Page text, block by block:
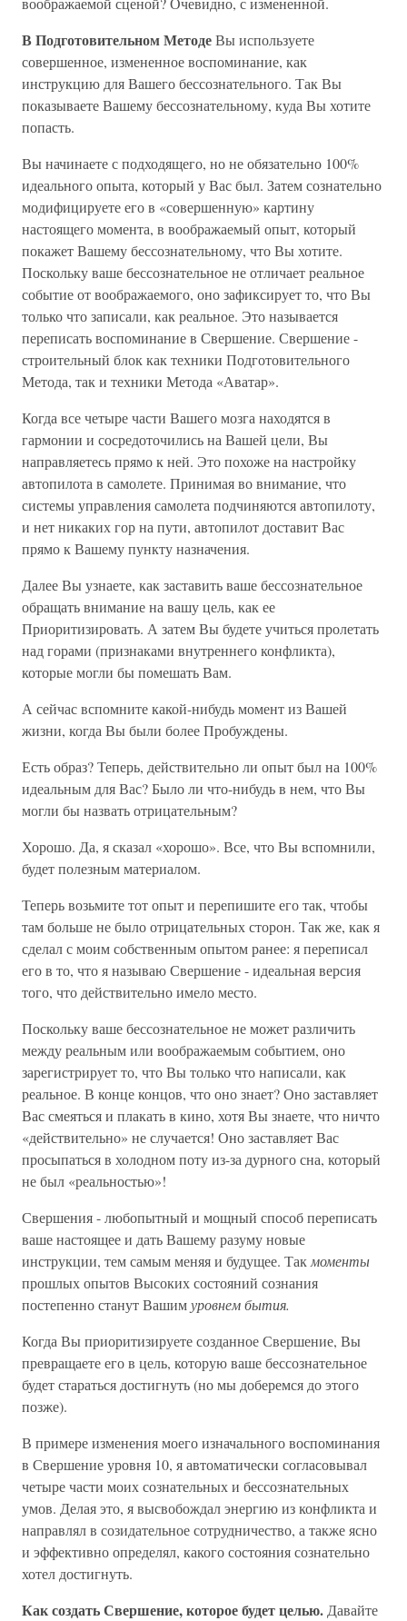
В Подготовительном МетодеВы используете
совершенное, измененное воспоминание, как
инструкцию для Вашего бессознательного. Так Вы
показываете Вашему бессознательному, куда Вы хотите
попасть.
Вы начинаете с подходящего, но не обязательно 100%
идеального опыта, который у Вас был. Затем сознательно
модифицируете его в «совершенную» картину
настоящего момента, в воображаемый опыт, который
покажет Вашему бессознательному, что Вы хотите.
Поскольку ваше бессознательное не отличает реальное
событие от воображаемого, оно зафиксирует то, что Вы
только что записали, как реальное. Это называется
переписать воспоминание в Свершение. Свершение -
строительный блок как техники Подготовительного
Метода, так и техники Метода «Аватар».
Когда все четыре части Вашего мозга находятся в
гармонии и сосредоточились на Вашей цели, Вы
направляетесь прямо к ней. Это похоже на настройку
автопилота в самолете. Принимая во внимание, что
системы управления самолета подчиняются автопилоту,
и нет никаких гор на пути, автопилот доставит Вас
прямо к Вашему пункту назначения.
Далее Вы узнаете, как заставить ваше бессознательное
обращать внимание на вашу цель, как ее
Приоритизировать. А затем Вы будете учиться пролетать
над горами (признаками внутреннего конфликта),
которые могли бы помешать Вам.
А сейчас вспомните какой-нибудь момент из Вашей
жизни, когда Вы были более Пробуждены.
Есть образ? Теперь, действительно ли опыт был на 100%
идеальным для Вас? Было ли что-нибудь в нем, что Вы
могли бы назвать отрицательным?
Хорошо. Да, я сказал «хорошо». Все, что Вы вспомнили,
будет полезным материалом.
Теперь возьмите тот опыт и перепишите его так, чтобы
там больше не было отрицательных сторон. Так же, как я
сделал с моим собственным опытом ранее: я переписал
его в то, что я называю Свершение - идеальная версия
того, что действительно имело место.
Поскольку ваше бессознательное не может различить
между реальным или воображаемым событием, оно
зарегистрирует то, что Вы только что написали, как
реальное. В конце концов, что оно знает? Оно заставляет
Вас смеяться и плакать в кино, хотя Вы знаете, что ничто
«действительно» не случается! Оно заставляет Вас
просыпаться в холодном поту из-за дурного сна, который
не был «реальностью»!
Свершения - любопытный и мощный способ переписать
ваше настоящее и дать Вашему разуму новые
инструкции, тем самым меняя и будущее. Так моменты
прошлых опытов Высоких состояний сознания
постепенно станут Вашимуровнем бытия.
Когда Вы приоритизируете созданное Свершение, Вы
превращаете его в цель, которую ваше бессознательное
будет стараться достигнуть (но мы доберемся до этого
позже).
В примере изменения моего изначального воспоминания
в Свершение уровня 10, я автоматически согласовывал
четыре части моих сознательных и бессознательных
умов. Делая это, я высвобождал энергию из конфликта и
направлял в созидательное сотрудничество, а также ясно
и эффективно определял, какого состояния сознательно
хотел достигнуть.
Как создать Свершение, которое будет целью. Давайте